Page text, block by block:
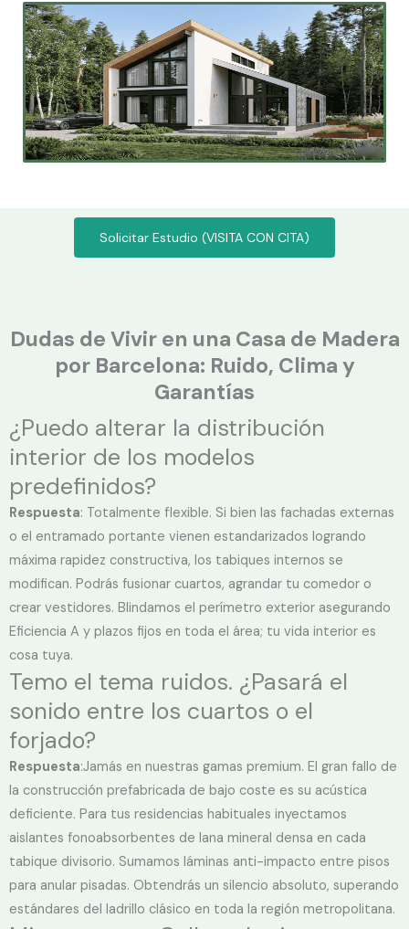
Solicitar Estudio (VISITA CON CITA)
Dudas de Vivir en una Casa de Madera
por Barcelona: Ruido, Clima y
Garantías
¿Puedo alterar la distribución
interior de los modelos
predefinidos?
Respuesta: Totalmente flexible. Si bien las fachadas externas
o el entramado portante vienen estandarizados logrando
máxima rapidez constructiva, los tabiques internos se
modifican. Podrás fusionar cuartos, agrandar tu comedor o
crear vestidores. Blindamos el perímetro exterior asegurando
Eficiencia A y plazos fijos en toda el área; tu vida interior es
cosa tuya.
Temo el tema ruidos. ¿Pasará el
sonido entre los cuartos o el
forjado?
Respuesta:Jamás en nuestras gamas premium. El gran fallo de
la construcción prefabricada de bajo coste es su acústica
deficiente. Para tus residencias habituales inyectamos
aislantes fonoabsorbentes de lana mineral densa en cada
tabique divisorio. Sumamos láminas anti-impacto entre pisos
para anular pisadas. Obtendrás un silencio absoluto, superando
estándares del ladrillo clásico en toda la región metropolitana.